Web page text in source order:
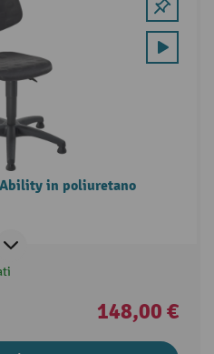
in poliuretano
148,00 €